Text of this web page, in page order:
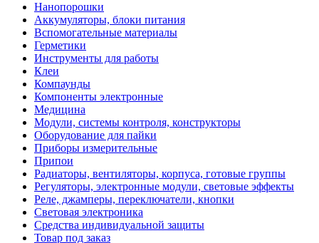
Нанопорошки
Аккумуляторы, блоки питания
Вспомогательные материалы
Герметики
Инструменты для работы
Клеи
Компаунды
Компоненты электронные
Медицина
Модули, системы контроля, конструкторы
Оборудование для пайки
Приборы измерительные
Припои
Радиаторы, вентиляторы, корпуса, готовые группы
Регуляторы, электронные модули, световые эффекты
Реле, джамперы, переключатели, кнопки
Световая электроника
Средства индивидуальной защиты
Товар под заказ